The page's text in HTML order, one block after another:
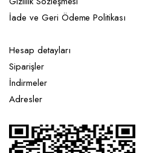
İade ve Geri Ödeme Politikası
Hesap detayları
Siparişler
İndirmeler
Adresler